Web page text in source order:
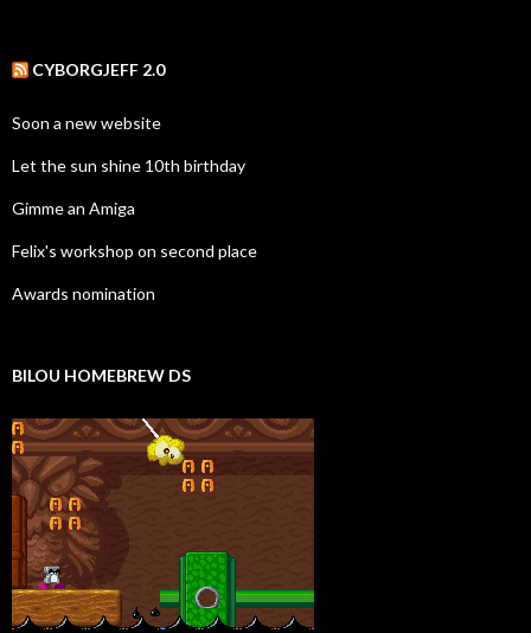
CYBORGJEFF 2.0
Soon a new website
Let the sun shine 10th birthday
Gimme an Amiga
Felix's workshop on second place
Awards nomination
BILOU HOMEBREW DS